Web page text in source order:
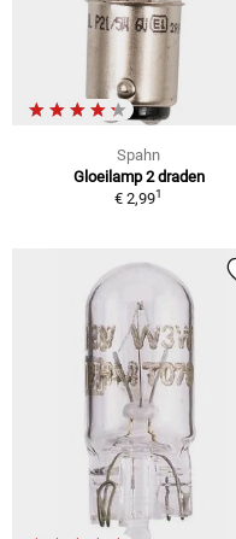
Spahn
Gloeilamp 2 draden
€ 2,991